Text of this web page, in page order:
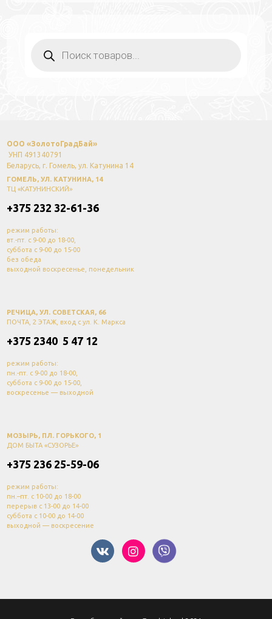
ООО «ЗолотоГрадБай»
УНП 491340791
Беларусь, г. Гомель, ул. Катунина 14
ГОМЕЛЬ, УЛ. КАТУНИНА, 14
ТЦ «КАТУНИНСКИЙ»
+375 232 32-61-36
режим работы:
вт.-пт. с 9-00 до 18-00,
суббота с 9-00 до 15-00
без обеда
выходной воскресенье, понедельник
РЕЧИЦА, УЛ. СОВЕТСКАЯ, 66
ПОЧТА, 2 ЭТАЖ, вход с ул. К. Маркса
+375 2340 5 47 12
режим работы:
пн.-пт. с 9-00 до 18-00,
суббота с 9-00 до 15-00,
воскресенье — выходной
МОЗЫРЬ, ПЛ. ГОРЬКОГО, 1
ДОМ БЫТА «СУЗОРЬЕ»
+375 236 25-59-06
режим работы:
пн.–пт. с 10-00 до 18-00
перерыв с 13-00 до 14-00
суббота с 10-00 до 14-00
выходной — воскресение